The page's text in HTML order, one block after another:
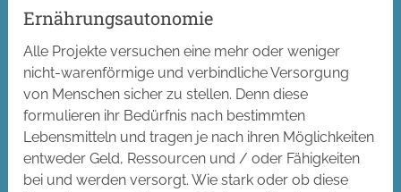
Ernährungsautonomie
Alle Projekte versuchen eine mehr oder weniger
nicht-warenförmige und verbindliche Versorgung
von Menschen sicher zu stellen. Denn diese
formulieren ihr Bedürfnis nach bestimmten
Lebensmitteln und tragen je nach ihren Möglichkeiten
entweder Geld, Ressourcen und / oder Fähigkeiten
bei und werden versorgt. Wie stark oder ob diese